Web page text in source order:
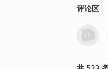
评论区